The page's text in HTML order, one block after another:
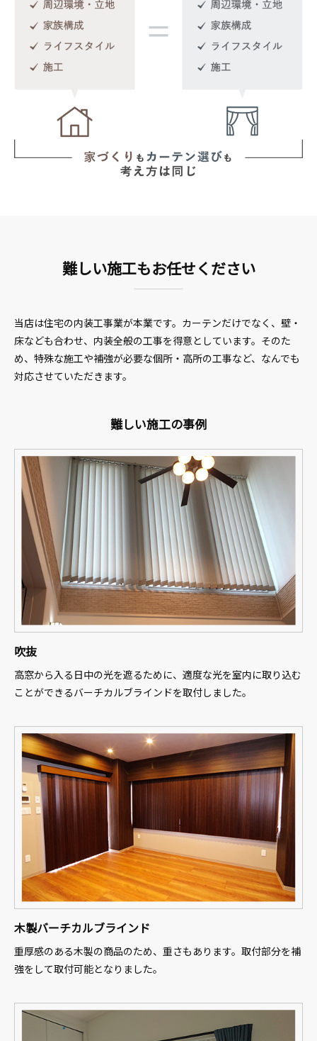
難しい施工もお任せください
当店は住宅の内装工事業が本業です。カーテンだけでなく、壁・
床なども合わせ、内装全般の工事を得意としています。そのた
め、特殊な施工や補強が必要な個所・高所の工事など、なんでも
対応させていただきます。
難しい施工の事例
吹抜
高窓から入る日中の光を遮るために、適度な光を室内に取り込む
ことができるバーチカルブラインドを取付しました。
木製バーチカルブラインド
重厚感のある木製の商品のため、重さもあります。取付部分を補
強をして取付可能となりました。